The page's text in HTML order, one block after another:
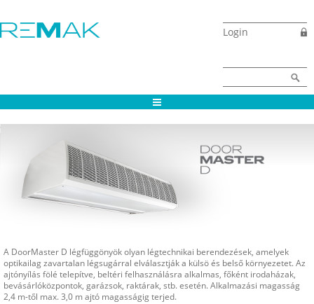
Login
A DoorMaster D légfüggönyök olyan légtechnikai berendezések, amelyek
optikailag zavartalan légsugárral elválasztják a külsö és belső környezetet. Az
ajtónyílás fölé telepítve, beltéri felhasználásra alkalmas, főként irodaházak,
bevásárlóközpontok, garázsok, raktárak, stb. esetén. Alkalmazási magasság
2,4 m-től max. 3,0 m ajtó magasságig terjed.